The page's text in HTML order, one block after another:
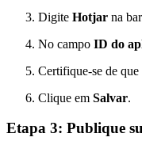
Digite Hotjar na
No campo ID do
Certifique-se de
Clique em Salvar.
Etapa 3: Publique